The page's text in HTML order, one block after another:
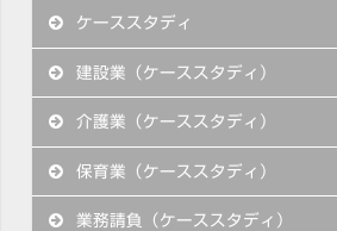
ケーススタディ
建設業（ケーススタディ）
介護業（ケーススタディ）
保育業（ケーススタディ）
業務請負（ケーススタディ）